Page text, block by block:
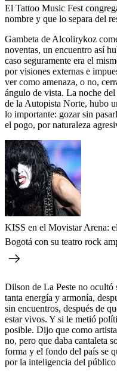
El Tattoo Music Fest
nombre y que lo separa del
Gambeta de Alcolirykoz
noventas, un encuentro así
caso seguramente era el
por visiones externas e
ver como amenaza, o no,
ángulo de vista. La noche
de la Autopista Norte, hubo
lo importante: gozar sin
el pogo, por naturaleza
KISS en el Movistar Arena:
Bogotá con su teatro rock
Dilson de La Peste no ocultó
tanta energía y armonía,
sin encuentros, después de
estar vivos. Y si le metió
posible. Dijo que como
no, pero que daba cantaleta
forma y el fondo del país se
por la inteligencia del